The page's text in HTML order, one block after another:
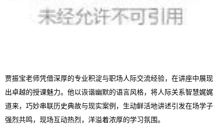
贾振宝老师凭借深厚的专业积淀与职场人际交流经验，在讲座中展现
出卓越的授课魅力。他以诙谐幽默的语言风格，将人际关系智慧娓娓
道来，巧妙串联历史典故与现实案例，生动鲜活地讲述引发在场学子
强烈共鸣，现场互动热烈，洋溢着浓厚的学习氛围。